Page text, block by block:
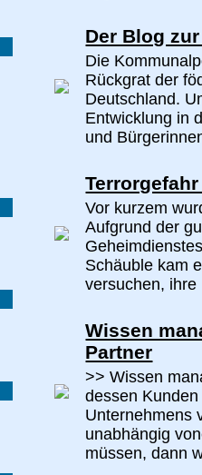
Der Blog
Die
Rückgrat der
Deutschland.
Entwicklung in
und
Vor kurzem
Aufgrund der
Schäuble kam
versuchen,
Wissen
Partner
>> Wissen
dessen
Unternehmens
unabhängig
müssen, dann